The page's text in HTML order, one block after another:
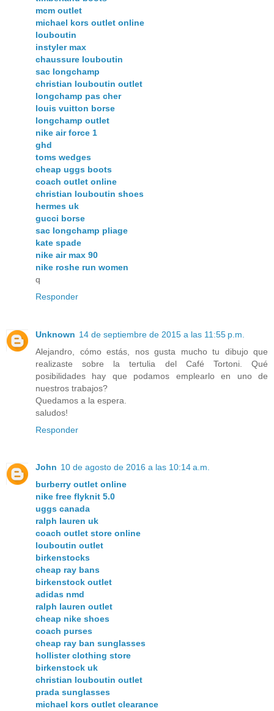
mcm outlet
michael kors outlet online
louboutin
instyler max
chaussure louboutin
sac longchamp
christian louboutin outlet
longchamp pas cher
louis vuitton borse
longchamp outlet
nike air force 1
ghd
toms wedges
cheap uggs boots
coach outlet online
christian louboutin shoes
hermes uk
gucci borse
sac longchamp pliage
kate spade
nike air max 90
nike roshe run women
q
Responder
Unknown 14 de septiembre de 2015 a las 11:55 p.m.
Alejandro, cómo estás, nos gusta mucho tu dibujo que
realizaste sobre la tertulia del Café Tortoni. Qué
posibilidades hay que podamos emplearlo en uno de
nuestros trabajos?
Quedamos a la espera.
saludos!
Responder
John 10 de agosto de 2016 a las 10:14 a.m.
burberry outlet online
nike free flyknit 5.0
uggs canada
ralph lauren uk
coach outlet store online
louboutin outlet
birkenstocks
cheap ray bans
birkenstock outlet
adidas nmd
ralph lauren outlet
cheap nike shoes
coach purses
cheap ray ban sunglasses
hollister clothing store
birkenstock uk
christian louboutin outlet
prada sunglasses
michael kors outlet clearance